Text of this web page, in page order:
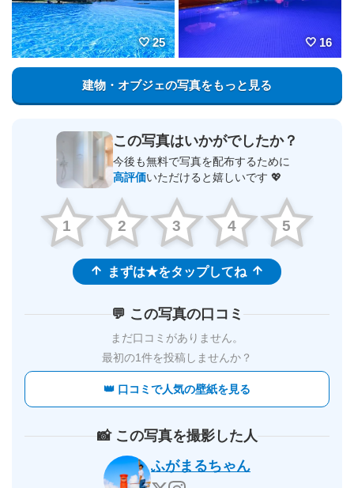
25 16
建物・オブジェの写真をもっと見る
この写真はいかがでしたか？
今後も無料で写真を配布するために
高評価いただけると嬉しいです 💖
1 2 3 4 5
まずは★をタップしてね
💬 この写真の口コミ
まだ口コミがありません。
最初の1件を投稿しませんか？
👑 口コミで人気の壁紙を見る
📸 この写真を撮影した人
ふがまるちゃん